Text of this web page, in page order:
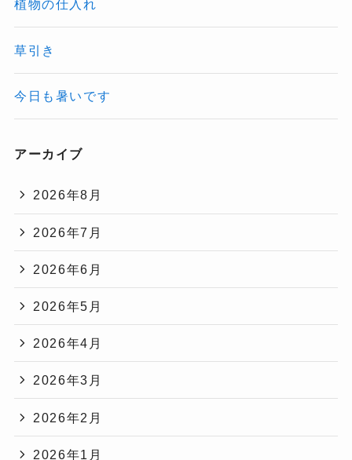
植物の仕入れ
草引き
今日も暑いです
アーカイブ
2026年8月
2026年7月
2026年6月
2026年5月
2026年4月
2026年3月
2026年2月
2026年1月